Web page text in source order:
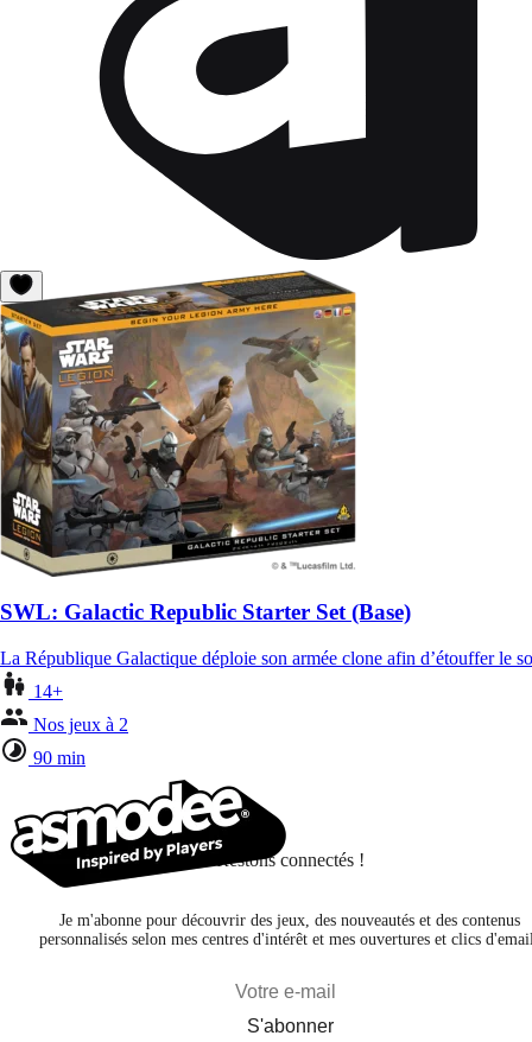
SWL: Galactic Republic Starter Set (Base)
La République Galactique déploie son armée clone afin d’étouffer le
14+
Nos jeux à 2
90 min
Restons connectés !
Je m'abonne pour découvrir des jeux, des nouveautés et des contenus
personnalisés selon mes centres d'intérêt et mes ouvertures et clics
S'abonner